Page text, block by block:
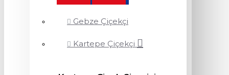
Gebze Çiçekçi
Kartepe Çiçekçi